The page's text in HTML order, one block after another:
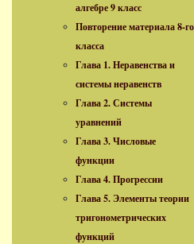
алгебре 9 класс
Повторение материала 8-го
класса
Глава 1. Неравенства и
системы неравенств
Глава 2. Системы
уравнений
Глава 3. Числовые
функции
Глава 4. Прогрессии
Глава 5. Элементы теории
тригонометрических
функций